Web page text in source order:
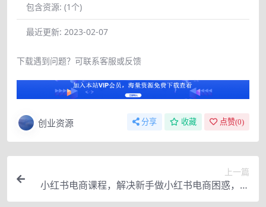
包含资源: (1个)
最近更新: 2023-02-07
下载遇到问题？可联系客服或反馈
创业资源 分享 收藏 点赞(0)
上一篇
小红书电商课程，解决新手做小红书电商困惑，小
白一台手机也能做电商